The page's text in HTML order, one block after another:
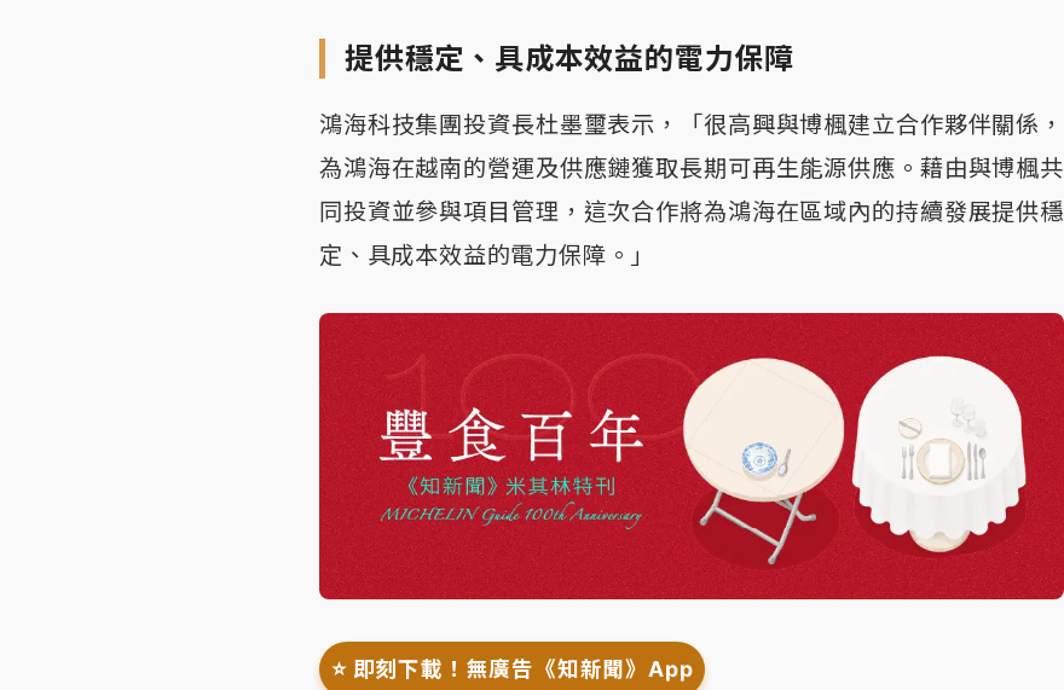
提供穩定、具成本效益的電力保障
鴻海科技集團投資長杜墨璽表示，「很高興與博楓建立合作夥伴關係，
為鴻海在越南的營運及供應鏈獲取長期可再生能源供應。藉由與博楓共
同投資並參與項目管理，這次合作將為鴻海在區域內的持續發展提供穩
定、具成本效益的電力保障。」
⭐️ 即刻下載！無廣告《知新聞》App